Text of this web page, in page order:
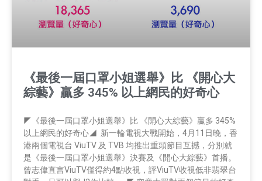
《最後一屆口罩小姐選舉》比 《開心大
綜藝》贏多 345% 以上網民的好奇心
◤《最後一屆口罩小姐選舉》比 《開心大綜藝》贏多 345%
以上網民的好奇心◢ 新一輪電視大戰開始，4月11日晚，香
港兩個電視台 ViuTV 及 TVB 均推出重頭節目互撼，分別就
是《最後一屆口罩小姐選舉》決賽及《開心大綜藝》首播。
曾志偉直言ViuTV僅得約4點收視，評ViuTV收視低非翡翠台